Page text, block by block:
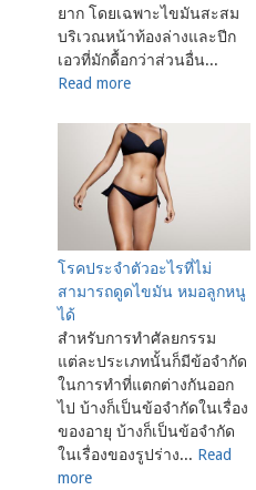
ยาก โดยเฉพาะไขมันสะสม
บริเวณหน้าท้องล่างและปีก
เอวที่มักดื้อกว่าส่วนอื่น...
Read more
โรคประจำตัวอะไรที่ไม่
สามารถดูดไขมัน หมอลูกหนู
ได้
สำหรับการทำศัลยกรรม
แต่ละประเภทนั้นก็มีข้อจำกัด
ในการทำที่แตกต่างกันออก
ไป บ้างก็เป็นข้อจำกัดในเรื่อง
ของอายุ บ้างก็เป็นข้อจำกัด
ในเรื่องของรูปร่าง... Read
more